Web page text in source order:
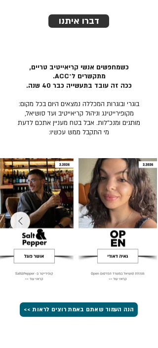
דברו איתנו
כשמחפשים אנשי קריאייטיב טריים,
מתקשרים ל־ACC.
ככה זה עובד בתעשייה כבר 40 שנה.
בוגרי ובוגרות המכללה נמצאים היום בכל מקום:
מקופירייטינג וניהול קריאייטיב ועד סושיאל,
מותגים ומנכ״לות. אבל בטח מעניין אתכם לדעת
מי התקבל ממש עכשיו:
הנה העמוד שאתם באמת רוצים לראות >>